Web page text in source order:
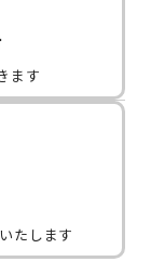
ます
たします